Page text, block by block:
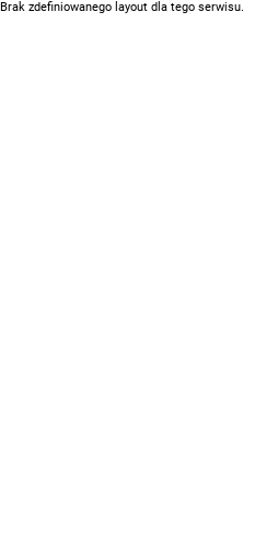
Brak zdefiniowanego layout dla tego serwisu.